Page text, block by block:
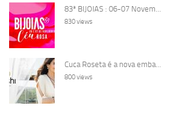
83ª BIJOIAS : 06-07 Novem...
830 views
Cuca Roseta é a nova emba...
800 views